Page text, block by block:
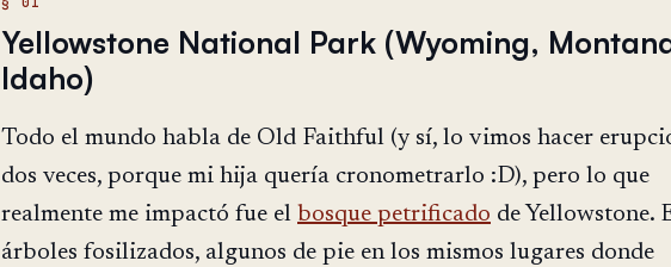
Yellowstone National Park (Wyoming,
Idaho)
Todo el mundo habla de Old Faithful (y sí, lo vimos hacer
dos veces, porque mi hija quería cronometrarlo :D), pero lo que
realmente me impactó fue el bosque petrificado de Yellowstone.
árboles fosilizados, algunos de pie en los mismos lugares donde